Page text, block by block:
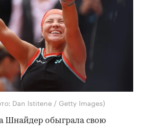
Dan Istitene / Getty Images)
Шнайдер обыграла свою